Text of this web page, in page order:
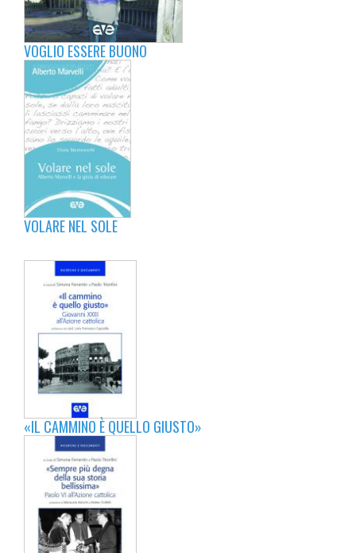
VOGLIO ESSERE BUONO
VOLARE NEL SOLE
«IL CAMMINO È QUELLO GIUSTO»